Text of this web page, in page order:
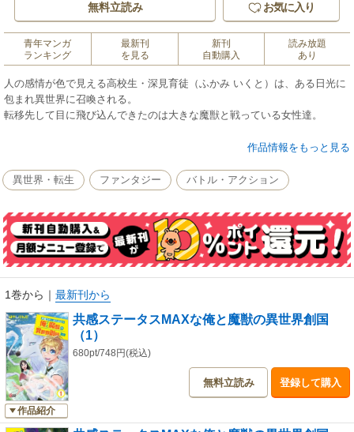
無料立読み お気に入り
青年マンガ
ランキング
最新刊
を見る
新刊
自動購入
読み放題
あり
人の感情が色で見える高校生・深見育徒（ふかみ いくと）は、ある日光に
包まれ異世界に召喚される。
転移先して目に飛び込んできたのは大きな魔獣と戦っている女性達。
現代に疲れた高校生が世界平和を目指す異世界建国記がはじまる。
作品情報をもっと見る
異世界・転生 ファンタジー バトル・アクション
1巻から ｜ 最新刊から
作品紹介
共感ステータスMAXな俺と魔獣の異世界創国
（1）
680pt/748円(税込)
無料立読み 登録して購入